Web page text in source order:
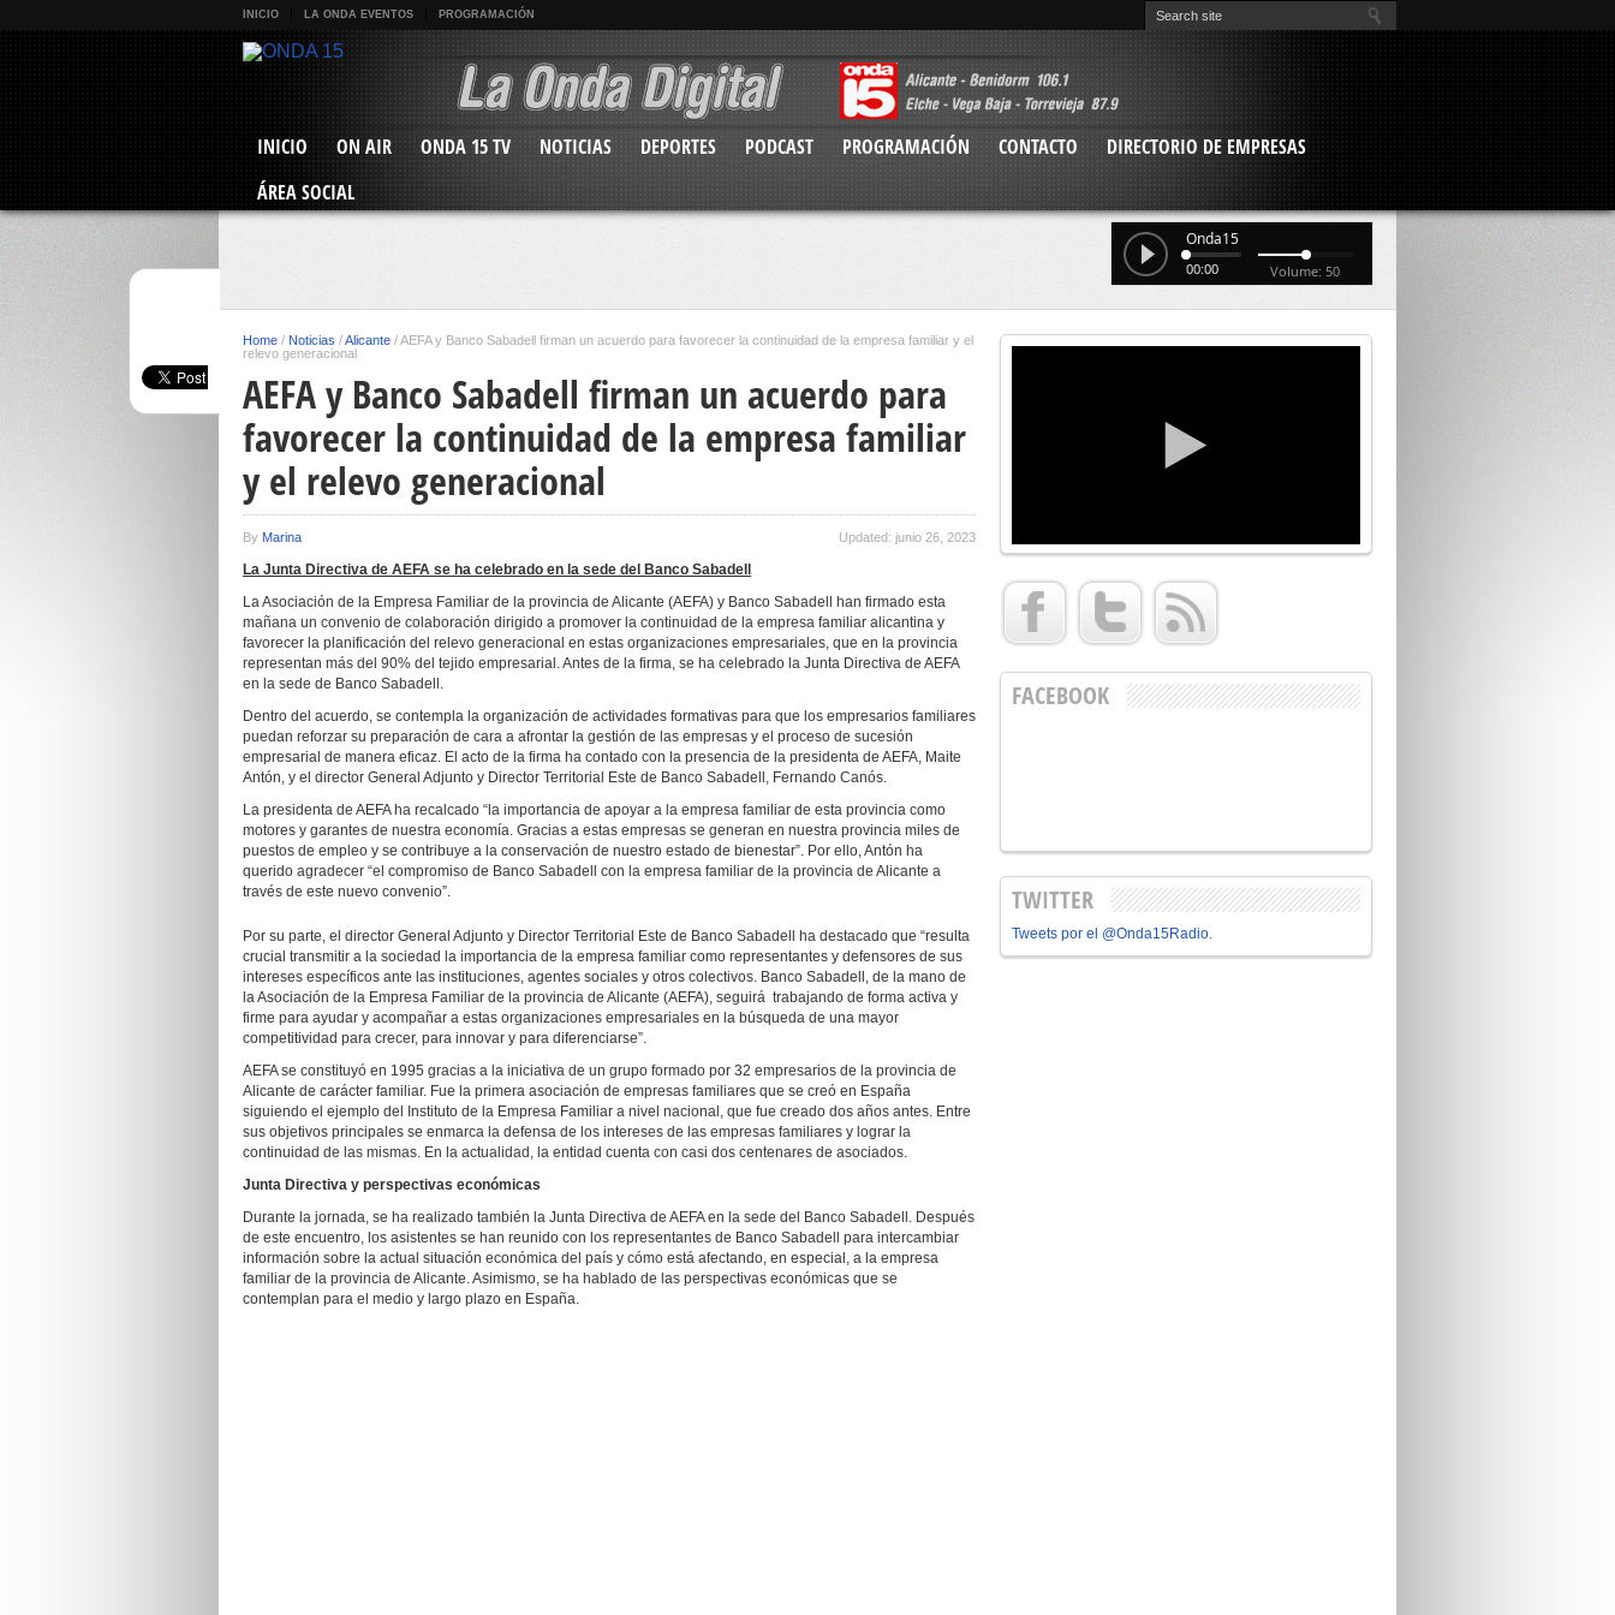
INICIO LA ONDA EVENTOS PROGRAMACIÓN
INICIO ON AIR ONDA 15 TV NOTICIAS DEPORTES PODCAST PROGRAMACIÓN CONTACTO
DIRECTORIO DE EMPRESAS
ÁREA SOCIAL
Onda15
00:00 Volume: 50
Home / Noticias /Alicante /AEFA y Banco Sabadell firman un acuerdo para favorecer la continuidad de la empresa familiar y el
relevo generacional
AEFA y Banco Sabadell firman un acuerdo para
favorecer la continuidad de la empresa familiar
y el relevo generacional
By Marina Updated: junio 26, 2023
La Junta Directiva de AEFA se ha celebrado en la sede del Banco Sabadell
La Asociación de la Empresa Familiar de la provincia de Alicante (AEFA) y Banco Sabadell han firmado esta
mañana un convenio de colaboración dirigido a promover la continuidad de la empresa familiar alicantina y
favorecer la planificación del relevo generacional en estas organizaciones empresariales, que en la provincia
representan más del 90% del tejido empresarial. Antes de la firma, se ha celebrado la Junta Directiva de AEFA
en la sede de Banco Sabadell.
Dentro del acuerdo, se contempla la organización de actividades formativas para que los empresarios familiares
puedan reforzar su preparación de cara a afrontar la gestión de las empresas y el proceso de sucesión
empresarial de manera eficaz. El acto de la firma ha contado con la presencia de la presidenta de AEFA, Maite
Antón, y el director General Adjunto y Director Territorial Este de Banco Sabadell, Fernando Canós.
La presidenta de AEFA ha recalcado “la importancia de apoyar a la empresa familiar de esta provincia como
motores y garantes de nuestra economía. Gracias a estas empresas se generan en nuestra provincia miles de
puestos de empleo y se contribuye a la conservación de nuestro estado de bienestar”. Por ello, Antón ha
querido agradecer “el compromiso de Banco Sabadell con la empresa familiar de la provincia de Alicante a
través de este nuevo convenio”.
Por su parte, el director General Adjunto y Director Territorial Este de Banco Sabadell ha destacado que “resulta
crucial transmitir a la sociedad la importancia de la empresa familiar como representantes y defensores de sus
intereses específicos ante las instituciones, agentes sociales y otros colectivos. Banco Sabadell, de la mano de
la Asociación de la Empresa Familiar de la provincia de Alicante (AEFA), seguirá trabajando de forma activa y
firme para ayudar y acompañar a estas organizaciones empresariales en la búsqueda de una mayor
competitividad para crecer, para innovar y para diferenciarse”.
AEFA se constituyó en 1995 gracias a la iniciativa de un grupo formado por 32 empresarios de la provincia de
Alicante de carácter familiar. Fue la primera asociación de empresas familiares que se creó en España
siguiendo el ejemplo del Instituto de la Empresa Familiar a nivel nacional, que fue creado dos años antes. Entre
sus objetivos principales se enmarca la defensa de los intereses de las empresas familiares y lograr la
continuidad de las mismas. En la actualidad, la entidad cuenta con casi dos centenares de asociados.
Junta Directiva y perspectivas económicas
Durante la jornada, se ha realizado también la Junta Directiva de AEFA en la sede del Banco Sabadell. Después
de este encuentro, los asistentes se han reunido con los representantes de Banco Sabadell para intercambiar
información sobre la actual situación económica del país y cómo está afectando, en especial, a la empresa
familiar de la provincia de Alicante. Asimismo, se ha hablado de las perspectivas económicas que se
contemplan para el medio y largo plazo en España.
FACEBOOK
TWITTER
Tweets por el @Onda15Radio.